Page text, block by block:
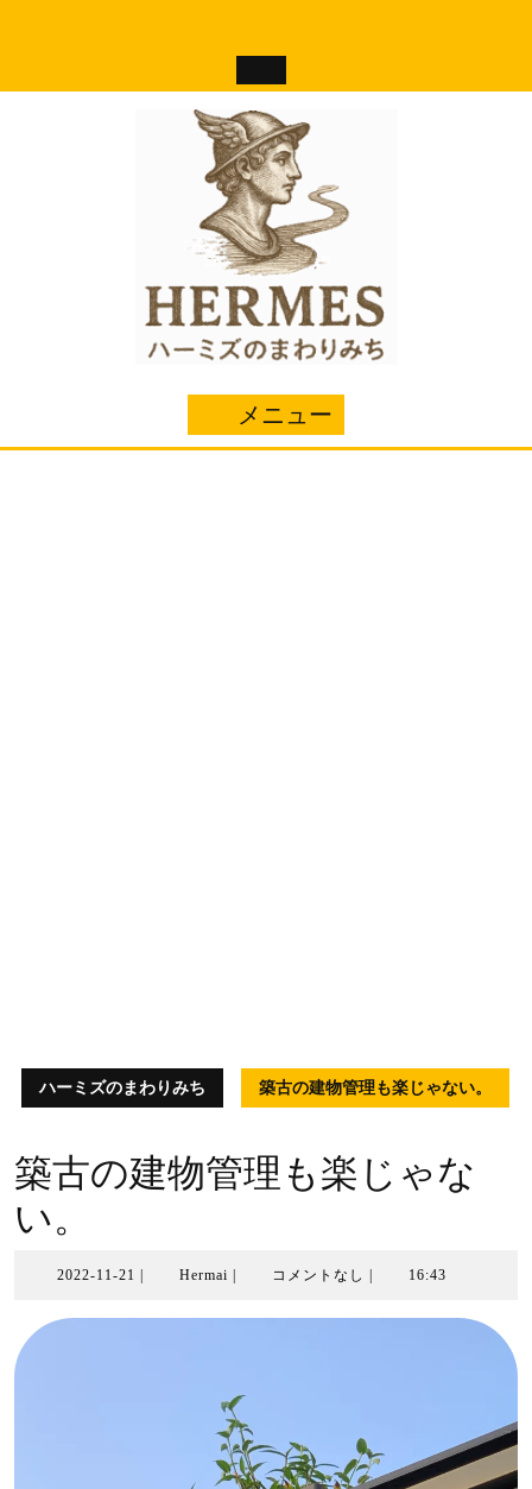
メニュー
ハーミズのまわりみち 築古の建物管理も楽じゃない。
築古の建物管理も楽じゃな
い。
2022-11-21 2022-Hermai Hermaiコメントなし 16:43